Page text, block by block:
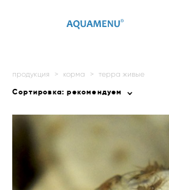
продукция > корма > терра живые
Сортировка: рекомендуем